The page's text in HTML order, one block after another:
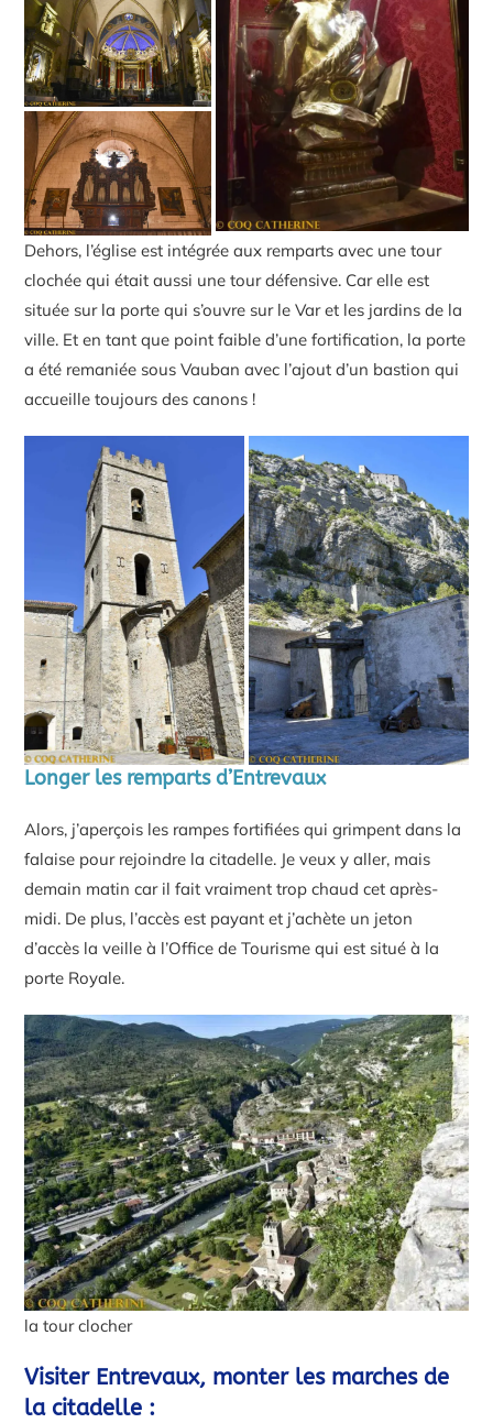
Dehors, l’église est intégrée aux remparts avec une tour
clochée qui était aussi une tour défensive. Car elle est
située sur la porte qui s’ouvre sur le Var et les jardins de la
ville. Et en tant que point faible d’une fortification, la porte
a été remaniée sous Vauban avec l’ajout d’un bastion qui
accueille toujours des canons !
Longer les remparts d’Entrevaux
Alors, j’aperçois les rampes fortifiées qui grimpent dans la
falaise pour rejoindre la citadelle. Je veux y aller, mais
demain matin car il fait vraiment trop chaud cet après-
midi. De plus, l’accès est payant et j’achète un jeton
d’accès la veille à l’Office de Tourisme qui est situé à la
porte Royale.
la tour clocher
Visiter Entrevaux, monter les marches de
la citadelle :